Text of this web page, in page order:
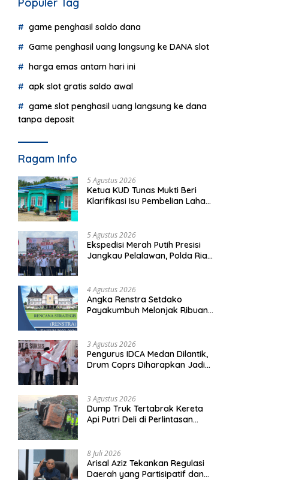
game penghasil saldo dana
Game penghasil uang langsung ke DANA slot
harga emas antam hari ini
apk slot gratis saldo awal
game slot penghasil uang langsung ke dana
tanpa deposit
Ragam Info
5 Agustus 2026
Ketua KUD Tunas Mukti Beri
Klarifikasi Isu Pembelian Lahan
5 Agustus 2026
Ekspedisi Merah Putih Presisi
Jangkau Pelalawan, Polda Riau
4 Agustus 2026
Angka Renstra Setdako
Payakumbuh Melonjak Ribuan
3 Agustus 2026
Pengurus IDCA Medan Dilantik,
Drum Coprs Diharapkan Jadi
3 Agustus 2026
Dump Truk Tertabrak Kereta
Api Putri Deli di Perlintasan
8 Juli 2026
Arisal Aziz Tekankan Regulasi
Daerah yang Partisipatif dan